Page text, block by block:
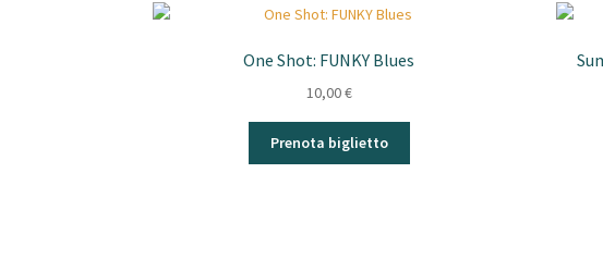
One Shot: FUNKY Blues
10,00€
Prenota biglietto